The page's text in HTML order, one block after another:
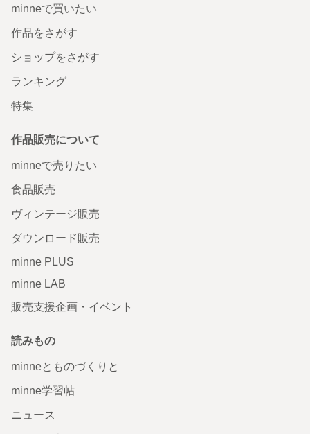
minneで買いたい
作品をさがす
ショップをさがす
ランキング
特集
作品販売について
minneで売りたい
食品販売
ヴィンテージ販売
ダウンロード販売
minne PLUS
minne LAB
販売支援企画・イベント
読みもの
minneとものづくりと
minne学習帖
ニュース